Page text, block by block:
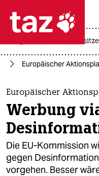
 taz
themen
politik
öko
gesellschaft
hitze
Europäischer
Europäischer
Werbung
Die EU-Kommission
gegen
vorgehen. Besser